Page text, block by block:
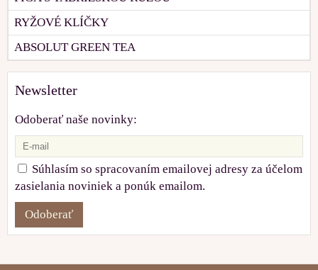
RYŽOVÉ KLÍČKY
ABSOLUT GREEN TEA
Newsletter
Odoberať naše novinky:
Súhlasím so spracovaním emailovej adresy za účelom
zasielania noviniek a ponúk emailom.
Odoberať